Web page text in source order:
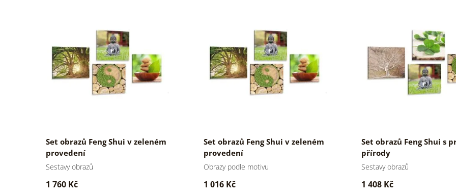
Set obrazů Feng Shui v zeleném
provedení
Sestavy obrazů
1 760 Kč
Set obrazů Feng Shui v zeleném
provedení
Obrazy podle motivu
1 016 Kč
Set obrazů Feng Shui s
přírody
Sestavy obrazů
1 408 Kč